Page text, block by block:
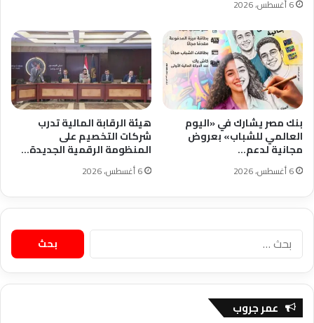
6 أغسطس، 2026
بنك مصر يشارك في «اليوم
العالمي للشباب» بعروض
مجانية لدعم…
6 أغسطس، 2026
هيئة الرقابة المالية تدرب
شركات التخصيم على
المنظومة الرقمية الجديدة…
6 أغسطس، 2026
البحث
عن:
عمر جروب